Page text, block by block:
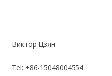
Виктор Цзян
Tel: +86-15048004554